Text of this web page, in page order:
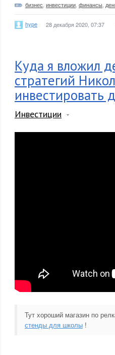
бизнес инвестиции финансы
hype 28 декабря 2020, 07:37
Куда я вложил
стратегий
инвестировать
Инвестиции
Тут хороший магазин по
стенды для школы !